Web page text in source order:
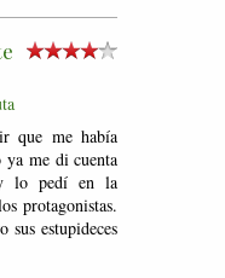
que me había
me di cuenta
lo pedí en la
protagonistas.
estupideces